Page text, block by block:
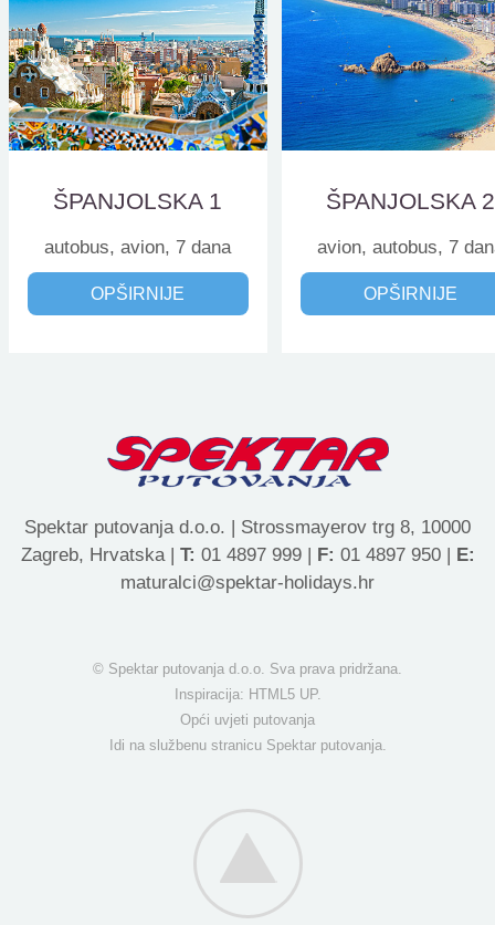
ŠPANJOLSKA 1
autobus, avion, 7 dana
OPŠIRNIJE
ŠPANJOLSKA 2
avion, autobus, 7
OPŠIRNIJE
Spektar putovanja d.o.o. | Strossmayerov trg 8, 10000
Zagreb, Hrvatska | T: 01 4897 999 | F: 01 4897 950 |
E:
maturalci@spektar-holidays.hr
© Spektar putovanja d.o.o. Sva prava pridržana.
Inspiracija: HTML5 UP.
Opći uvjeti putovanja
Idi na službenu stranicu Spektar putovanja.